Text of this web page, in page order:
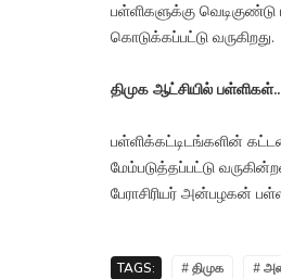
பள்ளிகளுக்கு
கொடுக்கப்பட்டு வருகிறது.
திமுக ஆட்சியில்
பள்ளிக்கட்டிடங்களின்
மேம்படுத்தப்பட்டு
பேராசிரியர் அன்பழகன்
TAGS: # திமுக #